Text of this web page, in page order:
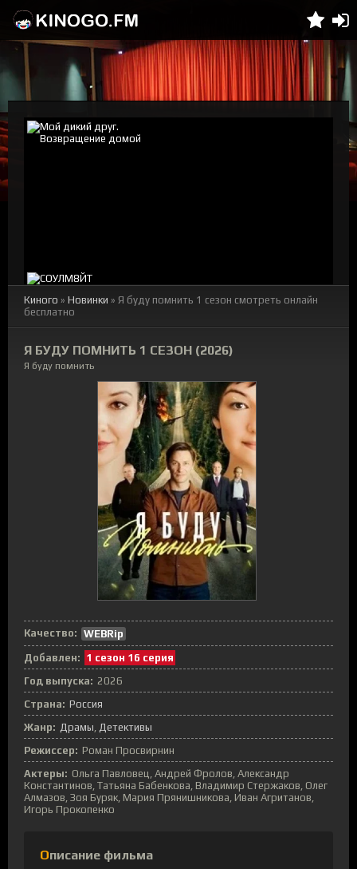
Киного » Новинки » Я буду помнить 1 сезон смотреть онлайн
бесплатно
Я БУДУ ПОМНИТЬ 1 СЕЗОН (2026)
Я буду помнить
Качество: WEBRip
Добавлен: 1 сезон 16 серия
Год выпуска: 2026
Страна: Россия
Жанр: Драмы Детективы
Режиссер: Роман Просвирнин
Актеры: Ольга Павловец, Андрей Фролов, Александр
Константинов, Татьяна Бабенкова, Владимир Стержаков, Олег
Алмазов, Зоя Буряк, Мария Прянишникова, Иван Агританов,
Игорь Прокопенко
Описание фильма